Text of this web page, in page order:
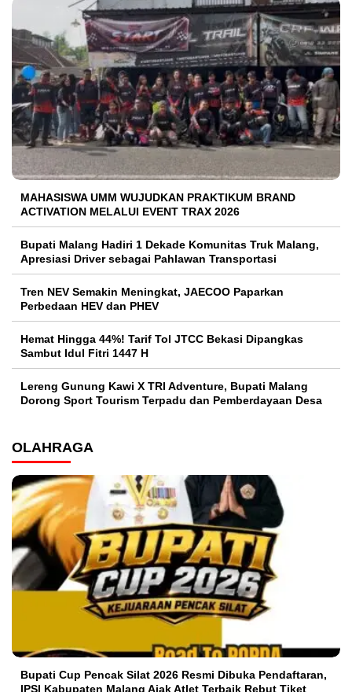
MAHASISWA UMM WUJUDKAN PRAKTIKUM BRAND
ACTIVATION MELALUI EVENT TRAX 2026
Bupati Malang Hadiri 1 Dekade Komunitas Truk Malang,
Apresiasi Driver sebagai Pahlawan Transportasi
Tren NEV Semakin Meningkat, JAECOO Paparkan
Perbedaan HEV dan PHEV
Hemat Hingga 44%! Tarif Tol JTCC Bekasi Dipangkas
Sambut Idul Fitri 1447 H
Lereng Gunung Kawi X TRI Adventure, Bupati Malang
Dorong Sport Tourism Terpadu dan Pemberdayaan Desa
OLAHRAGA
Bupati Cup Pencak Silat 2026 Resmi Dibuka Pendaftaran,
IPSI Kabupaten Malang Ajak Atlet Terbaik Rebut Tiket